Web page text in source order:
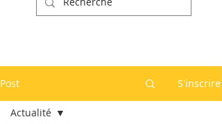
Post S'inscrire
Actualité